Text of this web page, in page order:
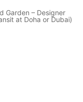
Garden – Designer
at Doha or Dubai)